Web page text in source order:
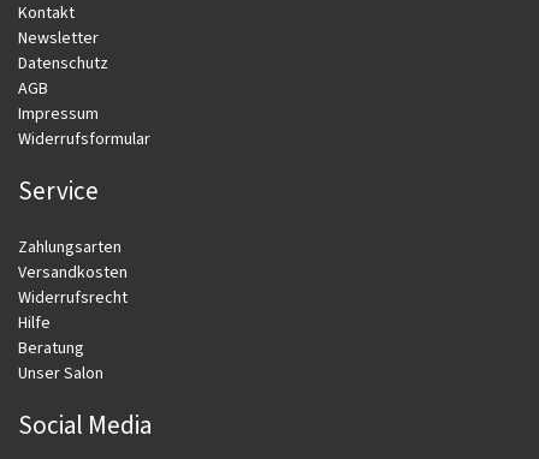
Kontakt
Newsletter
Datenschutz
AGB
Impressum
Widerrufsformular
Service
Zahlungsarten
Versandkosten
Widerrufsrecht
Hilfe
Beratung
Unser Salon
Social Media